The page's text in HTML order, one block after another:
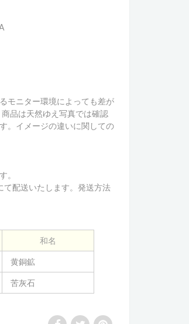
モニター環境によっても差が
品は天然ゆえ写真では確認
。イメージの違いに関しての
。
て配送いたします。発送方法
和名
黄銅鉱
苦灰石